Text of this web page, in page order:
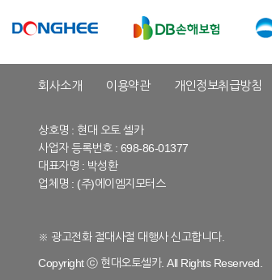
회사소개 이용약관 개인정보취급방침
상호명 : 현대 오토 셀카
사업자 등록번호 : 698-86-01377
대표자명 : 박성환
업체명 : (주)에이엠지모터스
※ 광고전화 절대사절 대행사 신고합니다.
Copyright ⓒ 현대오토셀카. All Rights Reserved.